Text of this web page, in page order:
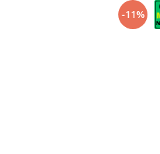
-11%